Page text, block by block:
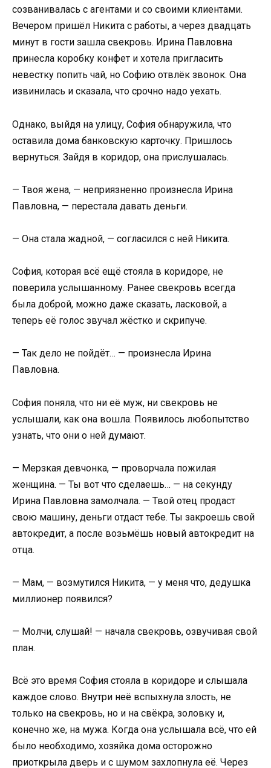
созванивалась с агентами и со своими клиентами.
Вечером пришёл Никита с работы, а через двадцать
минут в гости зашла свекровь. Ирина Павловна
принесла коробку конфет и хотела пригласить
невестку попить чай, но Софию отвлёк звонок. Она
извинилась и сказала, что срочно надо уехать.
Однако, выйдя на улицу, София обнаружила, что
оставила дома банковскую карточку. Пришлось
вернуться. Зайдя в коридор, она прислушалась.
— Твоя жена, — неприязненно произнесла Ирина
Павловна, — перестала давать деньги.
— Она стала жадной, — согласился с ней Никита.
София, которая всё ещё стояла в коридоре, не
поверила услышанному. Ранее свекровь всегда
была доброй, можно даже сказать, ласковой, а
теперь её голос звучал жёстко и скрипуче.
— Так дело не пойдёт… — произнесла Ирина
Павловна.
София поняла, что ни её муж, ни свекровь не
услышали, как она вошла. Появилось любопытство
узнать, что они о ней думают.
— Мерзкая девчонка, — проворчала пожилая
женщина. — Ты вот что сделаешь… — на секунду
Ирина Павловна замолчала. — Твой отец продаст
свою машину, деньги отдаст тебе. Ты закроешь свой
автокредит, а после возьмёшь новый автокредит на
отца.
— Мам, — возмутился Никита, — у меня что, дедушка
миллионер появился?
— Молчи, слушай! — начала свекровь, озвучивая свой
план.
Всё это время София стояла в коридоре и слышала
каждое слово. Внутри неё вспыхнула злость, не
только на свекровь, но и на свёкра, золовку и,
конечно же, на мужа. Когда она услышала всё, что ей
было необходимо, хозяйка дома осторожно
приоткрыла дверь и с шумом захлопнула её. Через